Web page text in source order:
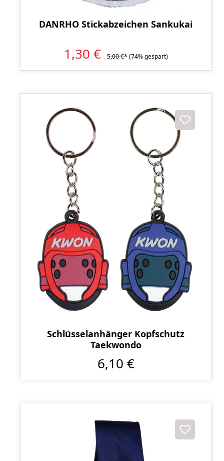
DANRHO Stickabzeichen Sankukai
1,30 € 5,00 €* (74% gespart)
Schlüsselanhänger Kopfschutz
Taekwondo
6,10 €